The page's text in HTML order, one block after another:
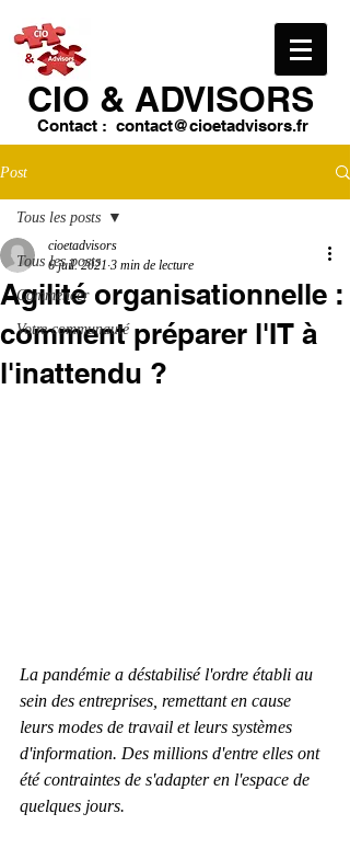
CIO & ​ADVISORS
Contact : contact@cioetadvisors.fr
Post
Tous les posts
Commencer
Votre communauté
Tous les posts
Agilité organisationnelle :
comment préparer l'IT à
l'inattendu ?
cioetadvisors
6 juil. 2021 3 min de lecture
La pandémie a déstabilisé l'ordre établi au
sein des entreprises, remettant en cause
leurs modes de travail et leurs systèmes
d'information. Des millions d'entre elles ont
été contraintes de s'adapter en l'espace de
quelques jours.